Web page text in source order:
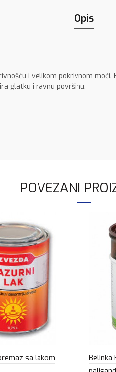
Opis
i velikom pokrivnom
glatku i ravnu površinu.
POVEZANI
sa lakom
Belinka